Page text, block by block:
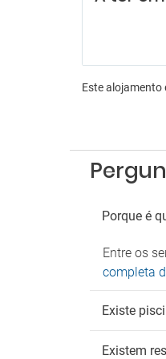
Este alojamento
Porque é
Entre os
completa
Existe
Existem